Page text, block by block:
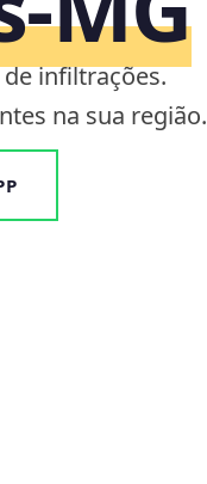
infiltrações.
na sua região.